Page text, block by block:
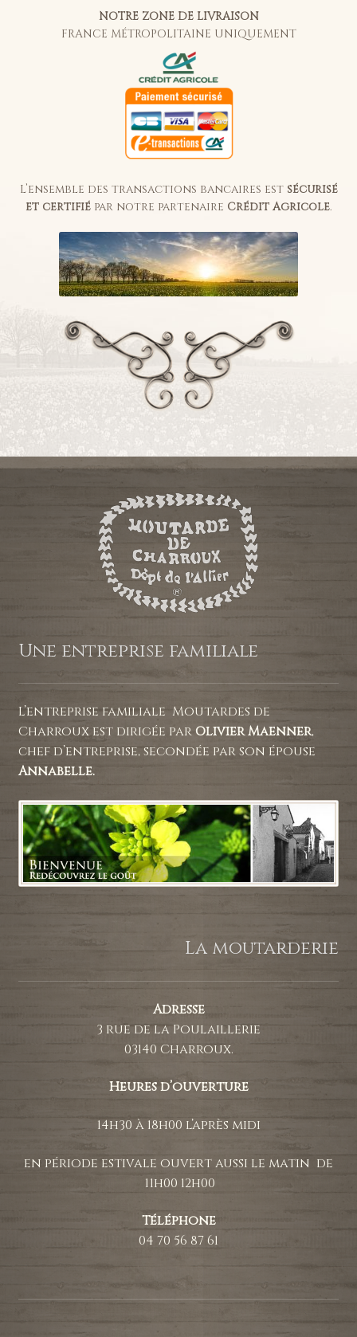
NOTRE ZONE DE LIVRAISON
FRANCE MÉTROPOLITAINE UNIQUEMENT
L’ensemble des transactions bancaires est sécurisé
et certifiépar notre partenaire Crédit Agricole.
Une entreprise familiale
L’entreprise familiale Moutardes de
Charroux est dirigée par Olivier Maenner,
chef d’entreprise, secondée par son épouse
Annabelle.
La moutarderie
Adresse
3 rue de la Poulaillerie
03140 Charroux.
Heures d’ouverture
14h30 à 18h00 l’après midi
en période estivale ouvert aussi le matin de
11h00 12h00
Téléphone
04 70 56 87 61